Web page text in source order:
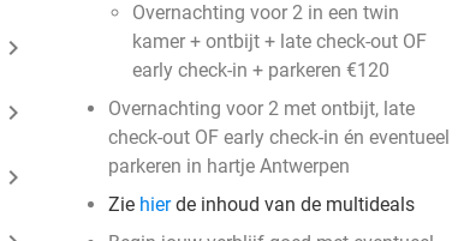
keyboard_arrow_right
keyboard_arrow_right
keyboard_arrow_right
Overnachting voor 2 in een twin
kamer + ontbijt + late check-out OF
early check-in + parkeren €120
Overnachting voor 2 met ontbijt, late
check-out OF early check-in én eventueel
parkeren in hartje Antwerpen
Zie hierde inhoud van de multideals